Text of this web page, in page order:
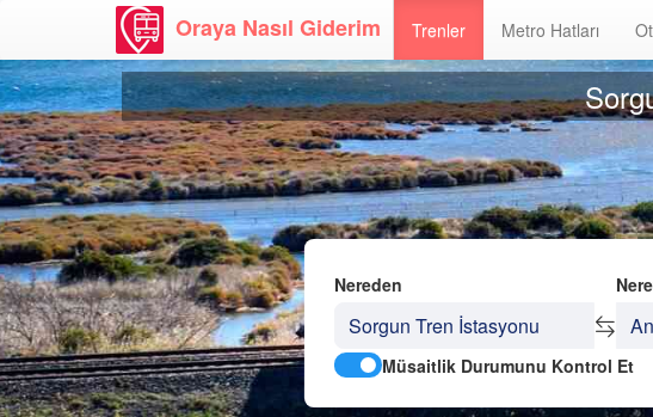
Oraya Nasıl Giderim Trenler Metro Hatları
Nereden
Müsaitlik Durumunu Kontrol Et